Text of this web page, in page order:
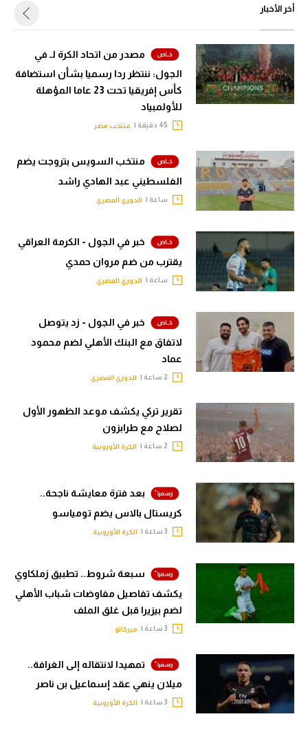
أخر الأخبار
مصدر من اتحاد الكرة لـ في
الجول: ننتظر ردا رسميا بشأن استضافة
كأس إفريقيا تحت 23 عاما المؤهلة
للأولمبياد
منتخب مصر
منتخب السويس بتروجت يضم
الفلسطيني عبد الهادي راشد
ساعة | الدوري المصري
خبر في الجول - الكرمة العراقي
يقترب من ضم مروان حمدي
ساعة | الدوري المصري
خبر في الجول - زد يتوصل
لاتفاق مع البنك الأهلي لضم محمود
عماد
الدوري المصري
تقرير تركي يكشف موعد الظهور الأول
لصلاح مع طرابزون
الكرة الأوروبية
بعد فترة معايشة ناجحة..
كريستال بالاس يضم تومياسو
الكرة الأوروبية
سبعة شروط.. تطبيق زملكاوي
يكشف تفاصيل مفاوضات شباب الأهلي
لضم بيزيرا قبل غلق الملف
ميركاتو
تمهيدا لانتقاله إلى الغرافة..
ميلان ينهي عقد إسماعيل بن ناصر
الكرة الأوروبية